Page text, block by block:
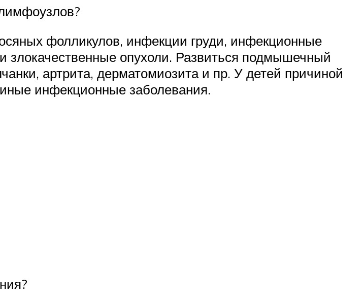
фолликулов, инфекции груди, инфекционные
злокачественные опухоли. Развиться подмышечный
артрита, дерматомиозита и пр. У детей причиной
инфекционные заболевания.